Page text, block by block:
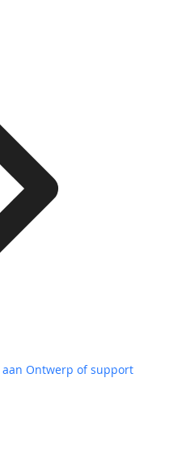
Ontwerp of support